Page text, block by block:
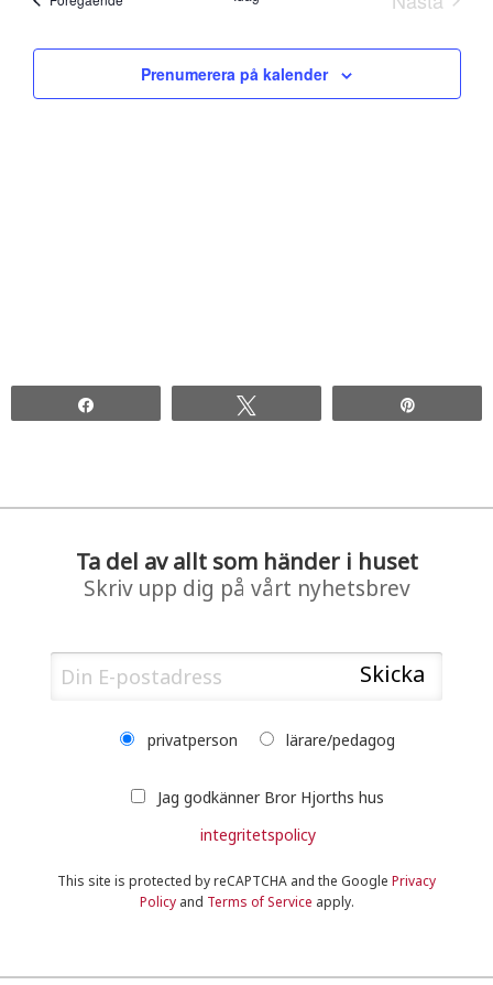
Prenumerera på kalender
Ta del av allt som händer i huset
Skriv upp dig på vårt nyhetsbrev
privatperson lärare/pedagog
Jag godkänner Bror Hjorths hus
integritetspolicy
This site is protected by reCAPTCHA and the Google Privacy
Policyand Terms of Service apply.